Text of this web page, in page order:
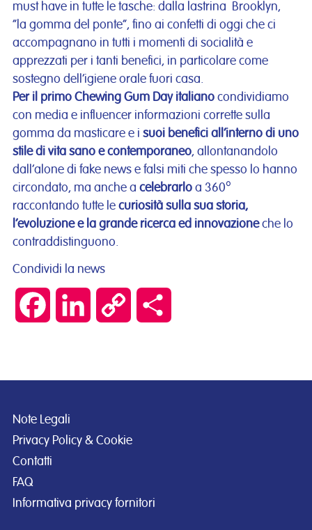
must have in tutte le tasche: dalla lastrina Brooklyn,
“la gomma del ponte”, fino ai confetti di oggi che ci
accompagnano in tutti i momenti di socialità e
apprezzati per i tanti benefici, in particolare come
sostegno dell’igiene orale fuori casa.
Per il primo Chewing Gum Day italianocondividiamo
con media e influencer informazioni corrette sulla
gomma da masticare e i suoi benefici all’interno di uno
stile di vita sano e contemporaneo, allontanandolo
dall’alone di fake news e falsi miti che spesso lo hanno
circondato, ma anche a celebrarloa 360°
raccontando tutte le curiosità sulla sua storia,
l’evoluzione e la grande ricerca ed innovazioneche lo
contraddistinguono.
Condividi la news
Facebook LinkedIn Copy
Note Legali
Privacy Policy & Cookie
Contatti
FAQ
Informativa privacy fornitori